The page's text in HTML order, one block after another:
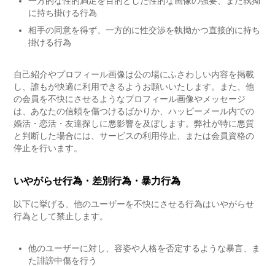
に持ち掛ける行為
相手の同意を得ず、一方的に性交渉を執拗かつ直接的に持ち
掛ける行為
自己紹介やプロフィール画像は公の場にふさわしい内容を掲載
し、誰もが快適に利用できるようお願いいたします。また、他
の会員を不快にさせるようなプロフィール画像やメッセージ
は、あなたの信頼を傷つけるばかりか、ハッピーメール内での
婚活・恋活・友達探しに悪影響を及ぼします。弊社が特に悪質
と判断した場合には、サービスの利用停止、または会員資格の
停止を行います。
いやがらせ行為・差別行為・暴力行為
以下に挙げる、他のユーザーを不快にさせる行為はいやがらせ
行為として禁止します。
他のユーザーに対し、容姿や人格を否定するような暴言、ま
た誹謗中傷を行う